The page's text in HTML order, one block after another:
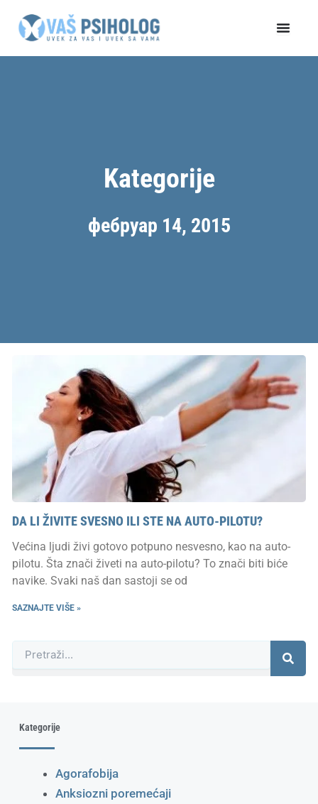
Kategorije
фебруар 14, 2015
DA LI ŽIVITE SVESNO ILI STE NA AUTO-PILOTU?
Većina ljudi živi gotovo potpuno nesvesno, kao na auto-
pilotu. Šta znači živeti na auto-pilotu? To znači biti biće
navike. Svaki naš dan sastoji se od
SAZNAJTE VIŠE »
Kategorije
Agorafobija
Anksiozni poremećaji